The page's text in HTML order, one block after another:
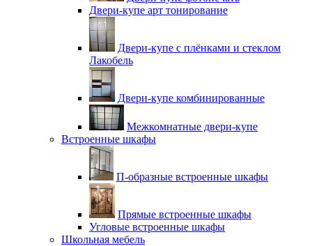
Двери-купе арт тонирование
Двери-купе с плёнками и стеклом
Лакобель
Двери-купе комбинированные
Межкомнатные двери-купе
Встроенные шкафы
П-образные встроенные шкафы
Прямые встроенные шкафы
Угловые встроенные шкафы
Школьная мебель